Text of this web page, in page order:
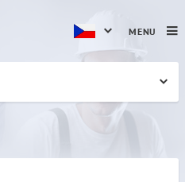
zákona o
MENU